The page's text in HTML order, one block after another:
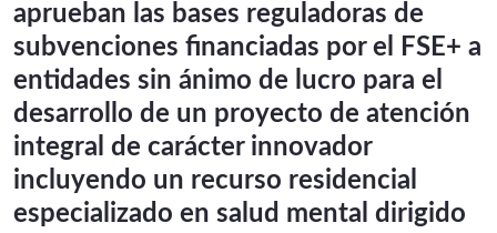
aprueban las bases reguladoras de
subvenciones financiadas por el FSE+ a
entidades sin ánimo de lucro para el
desarrollo de un proyecto de atención
integral de carácter innovador
incluyendo un recurso residencial
especializado en salud mental dirigido